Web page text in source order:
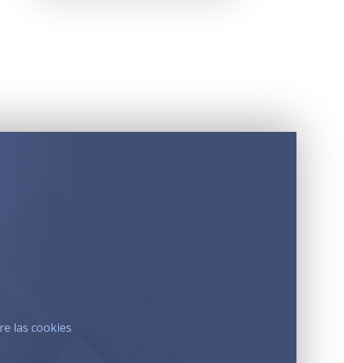
las cookies